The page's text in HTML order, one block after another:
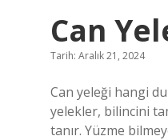
Can
Tarih: Aralık 21, 2024
Can yeleği hangi
yelekler, bilincini
tanır. Yüzme